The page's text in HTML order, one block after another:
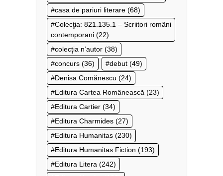
casa de pariuri literare (68)
Colecţia: 821.135.1 – Scriitori români
contemporani (22)
colecţia n’autor (38)
concurs (36) debut (49)
Denisa Comănescu (24)
Editura Cartea Românească (23)
Editura Cartier (34)
Editura Charmides (27)
Editura Humanitas (230)
Editura Humanitas Fiction (193)
Editura Litera (242)